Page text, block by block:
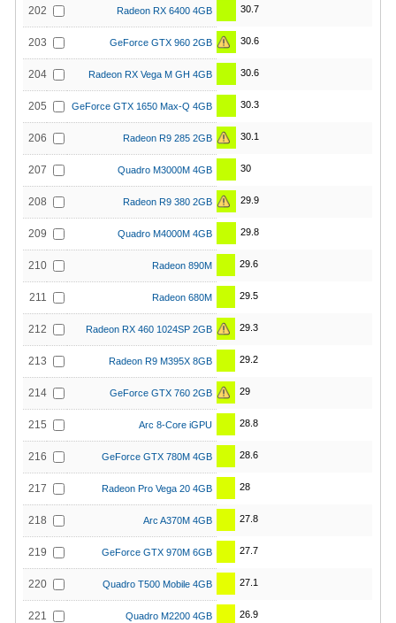
202 Radeon RX 6400 4GB 30.7
203 GeForce GTX 960 2GB 30.6
204 Radeon RX Vega M GH 4GB 30.6
205 GeForce GTX 1650 Max-Q 4GB 30.3
206 Radeon R9 285 2GB 30.1
207 Quadro M3000M 4GB 30
208 Radeon R9 380 2GB 29.9
209 Quadro M4000M 4GB 29.8
210 Radeon 890M 29.6
211 Radeon 680M 29.5
212 Radeon RX 460 1024SP 2GB 29.3
213 Radeon R9 M395X 8GB 29.2
214 GeForce GTX 760 2GB 29
215 Arc 8-Core iGPU 28.8
216 GeForce GTX 780M 4GB 28.6
217 Radeon Pro Vega 20 4GB 28
218 Arc A370M 4GB 27.8
219 GeForce GTX 970M 6GB 27.7
220 Quadro T500 Mobile 4GB 27.1
221 Quadro M2200 4GB 26.9